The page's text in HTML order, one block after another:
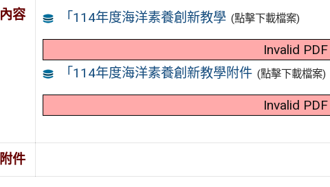
容 「114年度海洋素養創新教學 (點擊下載檔案)
Invalid
「114年度海洋素養創新教學附件 (點擊下載檔案)
Invalid
件